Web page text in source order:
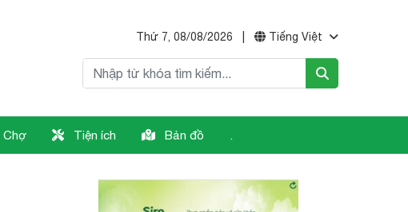
Thứ 7, 08/08/2026 Tiếng Việt
Chợ Tiện ích Bản đồ .